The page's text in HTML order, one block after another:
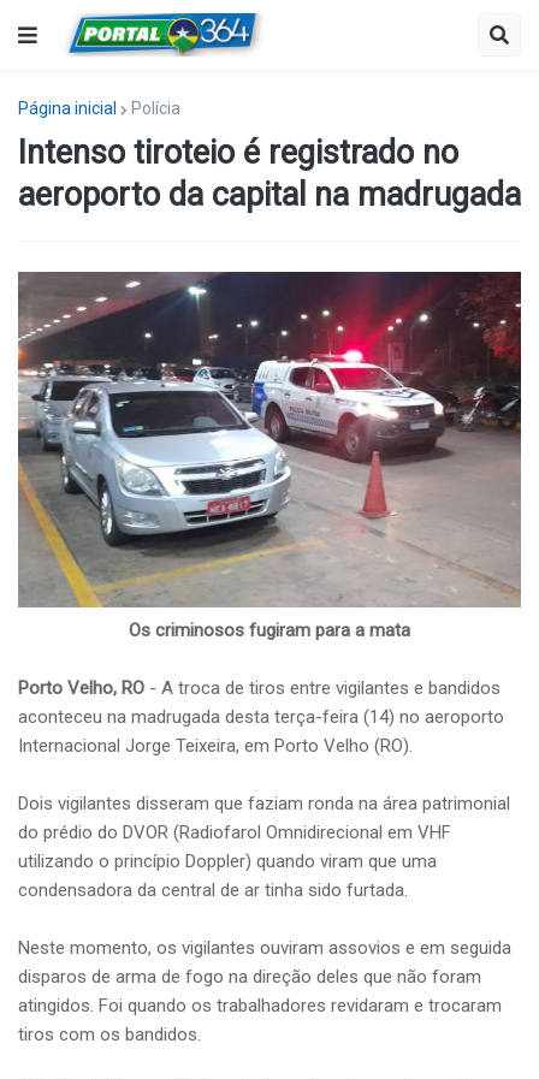
Página inicial Polícia
Intenso tiroteio é registrado no
aeroporto da capital na madrugada
Os criminosos fugiram para a mata
Porto Velho, RO - A troca de tiros entre vigilantes e bandidos
aconteceu na madrugada desta terça-feira (14) no aeroporto
Internacional Jorge Teixeira, em Porto Velho (RO).
Dois vigilantes disseram que faziam ronda na área patrimonial
do prédio do DVOR (Radiofarol Omnidirecional em VHF
utilizando o princípio Doppler) quando viram que uma
condensadora da central de ar tinha sido furtada.
Neste momento, os vigilantes ouviram assovios e em seguida
disparos de arma de fogo na direção deles que não foram
atingidos. Foi quando os trabalhadores revidaram e trocaram
tiros com os bandidos.